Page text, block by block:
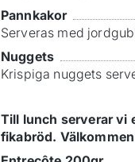
Pannkakor
Serveras med
Nuggets
Krispiga nuggets
Till lunch serverar vi
fikabröd.